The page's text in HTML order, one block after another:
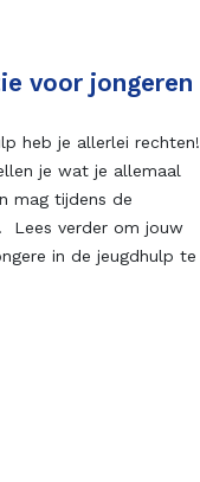
voor jongeren
heb je allerlei rechten!
je wat je allemaal
mag tijdens de
Lees verder om jouw
in de jeugdhulp te